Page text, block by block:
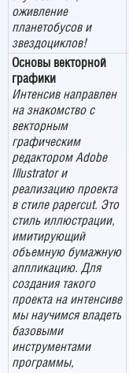
оживление
планетобусов и
звездоциклов!
Основы векторной
графики
Интенсив направлен
на знакомство с
векторным
графическим
редактором Adobe
Illustrator и
реализацию проекта
в стиле papercut. Это
стиль иллюстрации,
имитирующий
объемную бумажную
аппликацию. Для
создания такого
проекта на интенсиве
мы научимся владеть
базовыми
инструментами
программы,